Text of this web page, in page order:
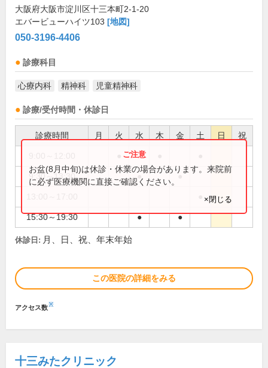
大阪府大阪市淀川区十三本町2-1-20
エバービューハイツ103 [地図]
050-3196-4406
診療科目
心療内科 精神科 児童精神科
診療/受付時間・休診日
診療時間 月 火 水 木 金 土 日 祝
9:30～13:30 ● ●
15:30～19:30 ● ●
お盆(8月中旬)は休診・休業の場合があります。来院前
に必ず医療機関に直接ご確認ください。
×閉じる
休診日: 月、日、祝、年末年始
この医院の詳細をみる
アクセス数※
十三みたクリニック